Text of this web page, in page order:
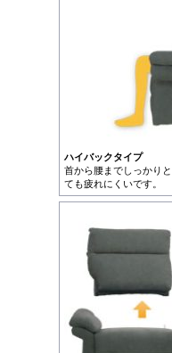
ハイバックタイプ
首から腰までしっかり
ても疲れにくいです。